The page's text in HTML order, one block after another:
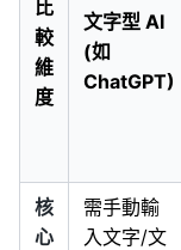
比
較
維
度
文字型 AI
(如
ChatGPT)
核
心
需手動輸
入文字/文